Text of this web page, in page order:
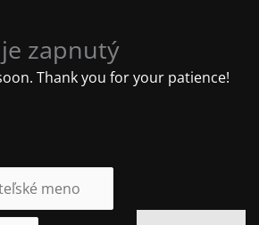
zapnutý
Thank you for your patience!